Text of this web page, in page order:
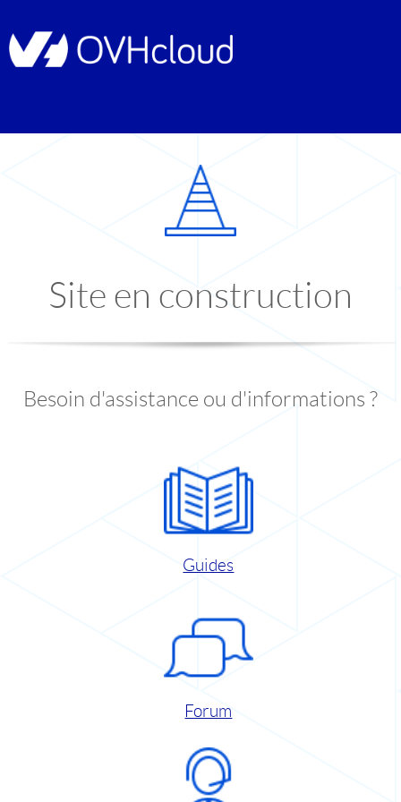
Site en construction
Besoin d'assistance ou d'informations ?
Guides
Forum